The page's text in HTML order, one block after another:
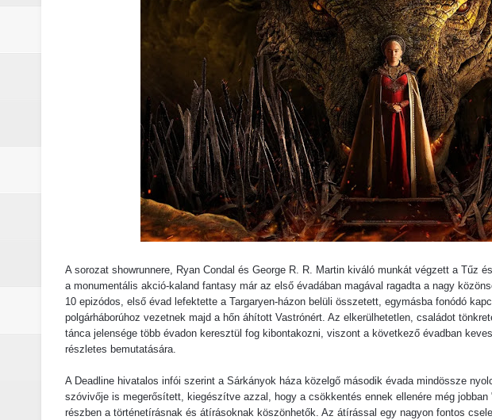
Boromir halála a Gyűrűk Ura-saga egyik legnagyobb
Pókember: Vadonatúj nap (2026) - Kritika
A sorozat showrunnere, Ryan Condal és George R. R. Martin kiváló munkát végzett a Tűz
a monumentális akció-kaland fantasy már az első évadában magával ragadta a nagy
10 epizódos, első évad lefektette a Targaryen-házon belüli összetett, egymásba fonódó
polgárháborúhoz vezetnek majd a hőn áhított Vastrónért. Az elkerülhetetlen, családot
tánca jelensége több évadon keresztül fog kibontakozni, viszont a következő évadban
részletes bemutatására.
A Deadline hivatalos infói szerint a Sárkányok háza közelgő második évada mindössze
szóvivője is megerősített, kiegészítve azzal, hogy a csökkentés ennek ellenére még
részben a történetírásnak és átírásoknak köszönhetők. Az átírással egy nagyon fontos